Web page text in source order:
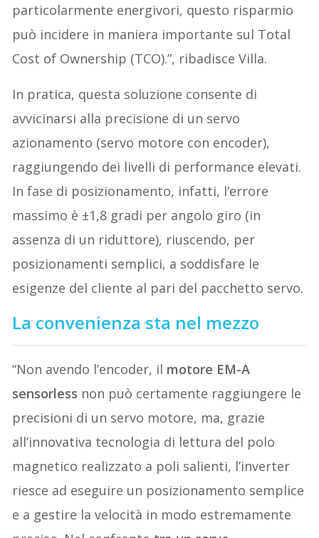
particolarmente energivori, questo risparmio
può incidere in maniera importante sul Total
Cost of Ownership (TCO).”, ribadisce Villa.
In pratica, questa soluzione consente di
avvicinarsi alla precisione di un servo
azionamento (servo motore con encoder),
raggiungendo dei livelli di performance elevati.
In fase di posizionamento, infatti, l’errore
massimo è ±1,8 gradi per angolo giro (in
assenza di un riduttore), riuscendo, per
posizionamenti semplici, a soddisfare le
esigenze del cliente al pari del pacchetto servo.
La convenienza sta nel mezzo
“Non avendo l’encoder, il motore EM-A
sensorless non può certamente raggiungere le
precisioni di un servo motore, ma, grazie
all’innovativa tecnologia di lettura del polo
magnetico realizzato a poli salienti, l’inverter
riesce ad eseguire un posizionamento semplice
e a gestire la velocità in modo estremamente